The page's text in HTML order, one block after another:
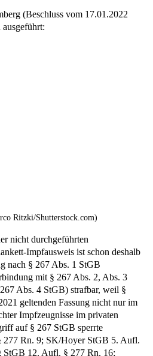
(Beschluss vom 17.01.2022
Ritzki/Shutterstock.com)
nicht durchgeführten
Impfausweis ist schon deshalb
nach § 267 Abs. 1 StGB
mit § 267 Abs. 2, Abs. 3
Abs. 4 StGB) strafbar, weil §
geltenden Fassung nicht nur im
Impfzeugnisse im privaten
auf § 267 StGB sperrte
Rn. 9; SK/Hoyer StGB 5. Aufl.
12. Aufl. § 277 Rn. 16;